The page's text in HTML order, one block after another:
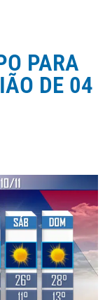
PARA
DE 04